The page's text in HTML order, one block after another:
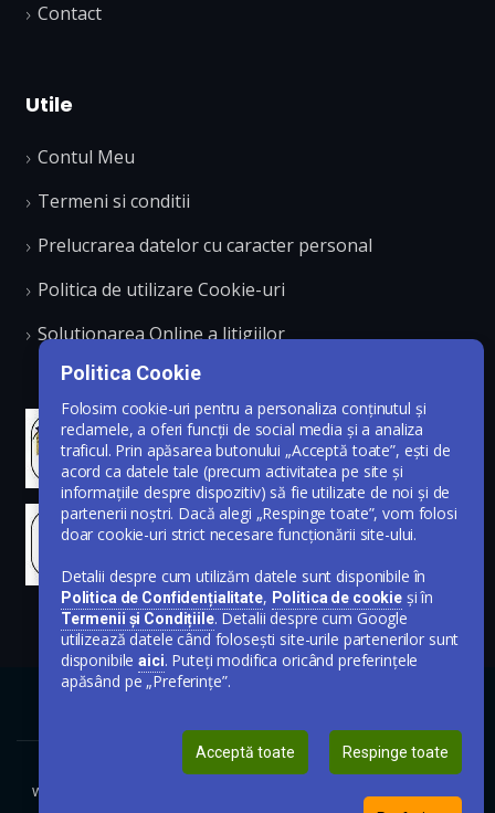
Contact
Utile
Contul Meu
Termeni si conditii
Prelucrarea datelor cu caracter personal
Politica de utilizare Cookie-uri
Solutionarea Online a litigiilor
www.publicare-anunt-ziar.ro © Toate drepturile rezervate 2020-
Politica Cookie
Folosim cookie-uri pentru a personaliza conținutul și
reclamele, a oferi funcții de social media și a analiza
traficul. Prin apăsarea butonului „Acceptă toate”, ești de
acord ca datele tale (precum activitatea pe site și
informațiile despre dispozitiv) să fie utilizate de noi și de
partenerii noștri. Dacă alegi „Respinge toate”, vom folosi
doar cookie-uri strict necesare funcționării site-ului.
Detalii despre cum utilizăm datele sunt disponibile în
Politica de Confidențialitate, Politica de cookieși în
Termenii și Condițiile. Detalii despre cum Google
utilizează datele când folosești site-urile partenerilor sunt
disponibileaici. Puteți modifica oricând preferințele
apăsând pe „Preferințe”.
Acceptă toate Respinge toate